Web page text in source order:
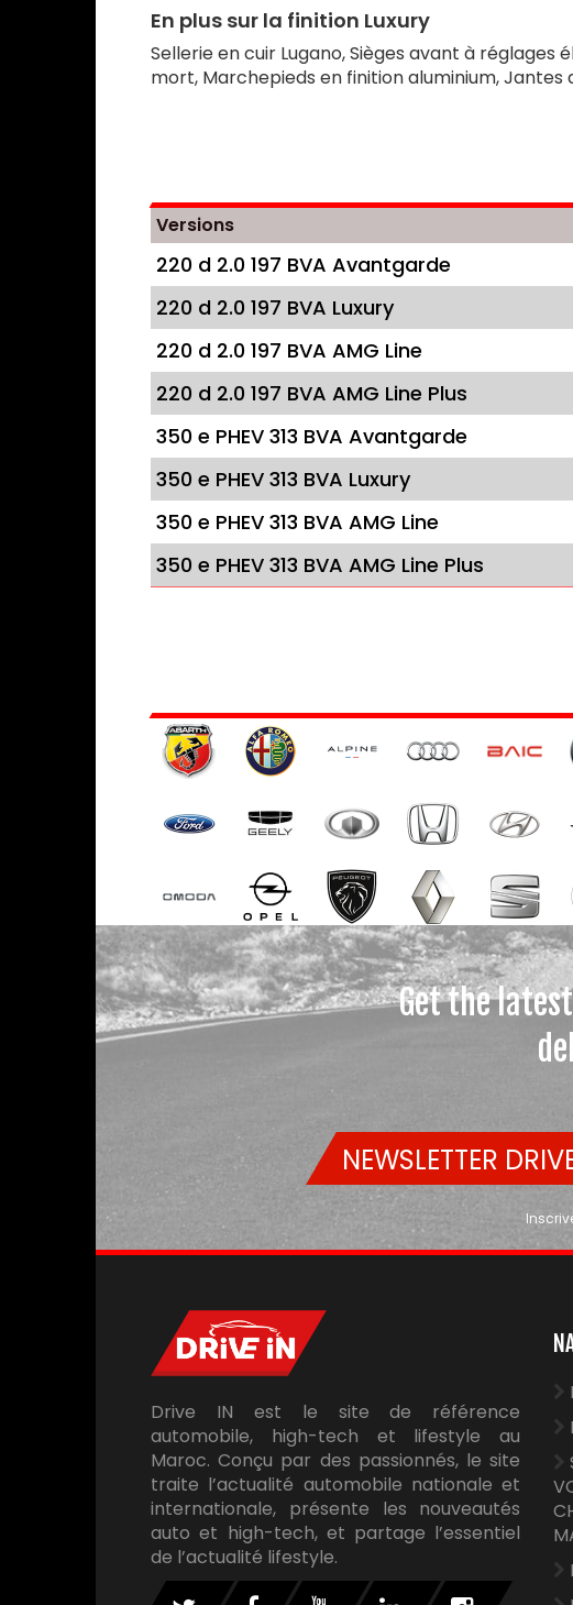
En plus sur la finition Luxury
Sellerie en cuir Lugano, Sièges avant à
mort, Marchepieds en finition aluminium, Jantes
Versions
220 d 2.0 197 BVA Avantgarde
220 d 2.0 197 BVA Luxury
220 d 2.0 197 BVA AMG Line
220 d 2.0 197 BVA AMG Line Plus
350 e PHEV 313 BVA Avantgarde
350 e PHEV 313 BVA Luxury
350 e PHEV 313 BVA AMG Line
350 e PHEV 313 BVA AMG Line Plus
Get the
NEWSLETTER
Drive IN est le site de référence
automobile, high-tech et lifestyle au
Maroc. Conçu par des passionnés, le site
traite l’actualité automobile nationale et
internationale, présente les nouveautés
auto et high-tech, et partage l’essentiel
de l’actualité lifestyle.